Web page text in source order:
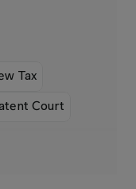
Tax
Court